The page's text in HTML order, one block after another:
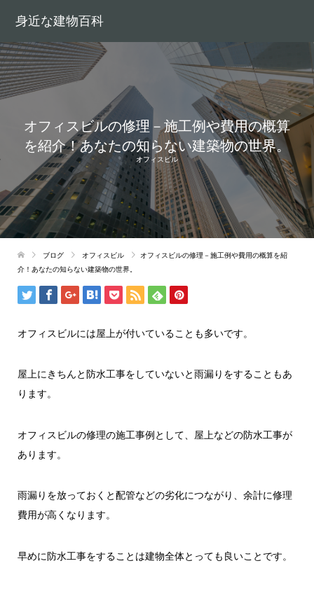
身近な建物百科
オフィスビルの修理－施工例や費用の概算
を紹介！あなたの知らない建築物の世界。
オフィスビル
ブログ オフィスビル
オフィスビルの修理－施工例や費用の概算を紹
介！あなたの知らない建築物の世界。
オフィスビルには屋上が付いていることも多いです。
屋上にきちんと防水工事をしていないと雨漏りをすることもあ
ります。
オフィスビルの修理の施工事例として、屋上などの防水工事が
あります。
雨漏りを放っておくと配管などの劣化につながり、余計に修理
費用が高くなります。
早めに防水工事をすることは建物全体とっても良いことです。